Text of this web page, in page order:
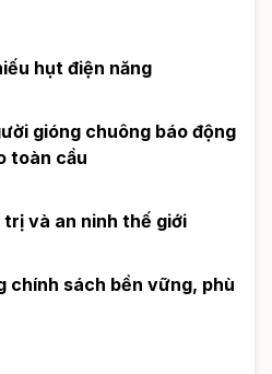
hụt điện năng
gióng chuông báo động
toàn cầu
và an ninh thế giới
chính sách bền vững, phù